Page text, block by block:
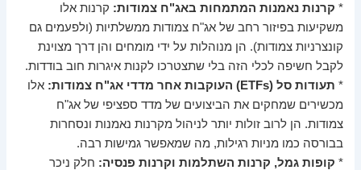
* קרנות נאמנות המתמחות באג"ח צמודות: קרנות אלו
משקיעות בפיזור רחב של אג"ח צמודות ממשלתיות (ולפעמים גם
קונצרניות צמודות). הן מנוהלות על ידי מומחים והן דרך מצוינת
לקבל חשיפה לכלי הזה בלי שתצטרכו לקנות איגרות חוב בודדות.
* תעודות סל (ETFs) העוקבות אחר מדדי אג"ח צמודות:
אלו
מכשירים שמחקים את הביצועים של מדד ספציפי של אג"ח
צמודות. הן לרוב זולות יותר לניהול מקרנות נאמנות ונסחרות
בבורסה כמו מניות רגילות, מה שמאפשר גמישות רבה.
* קופות גמל, קרנות השתלמות וקרנות פנסיה: חלק ניכר